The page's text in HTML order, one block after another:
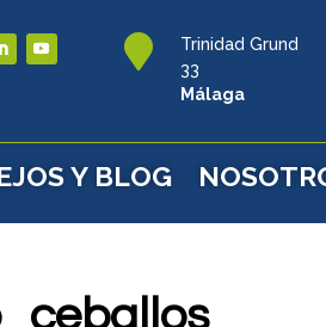

Trinidad Grund
33
Málaga
Y BLOG